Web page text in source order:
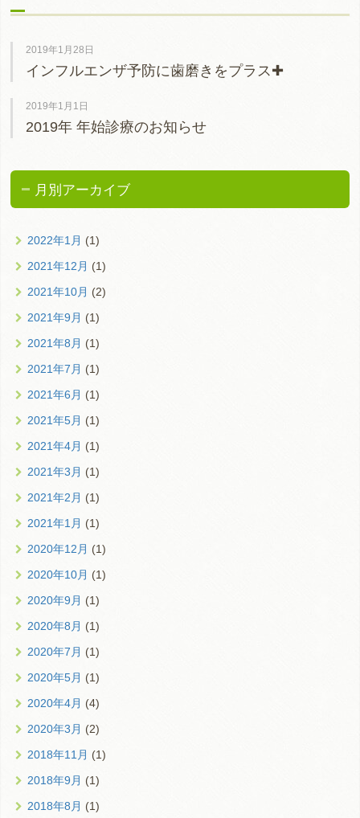
2019年1月28日
インフルエンザ予防に歯磨きをプラス✚
2019年1月1日
2019年 年始診療のお知らせ
月別アーカイブ
2022年1月 (1)
2021年12月 (1)
2021年10月 (2)
2021年9月 (1)
2021年8月 (1)
2021年7月 (1)
2021年6月 (1)
2021年5月 (1)
2021年4月 (1)
2021年3月 (1)
2021年2月 (1)
2021年1月 (1)
2020年12月 (1)
2020年10月 (1)
2020年9月 (1)
2020年8月 (1)
2020年7月 (1)
2020年5月 (1)
2020年4月 (4)
2020年3月 (2)
2018年11月 (1)
2018年9月 (1)
2018年8月 (1)